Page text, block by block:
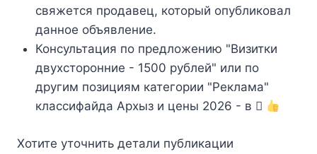
свяжется продавец, который опубликовал
данное объявление.
Консультация по предложению "Визитки
двухсторонние - 1500 рублей" или по
другим позициям категории "Реклама"
классифайда Архыз и цены 2026 - в
Хотите уточнить детали публикации